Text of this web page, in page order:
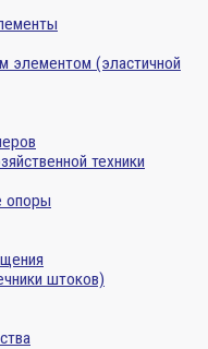
элементом (эластичной
техники
опоры
штоков)